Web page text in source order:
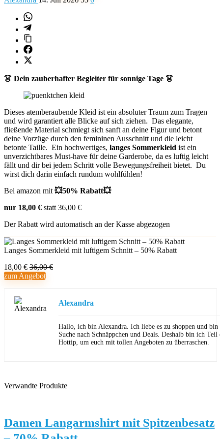
👗 Dein zauberhafter Begleiter für sonnige Tage 👗
Dieses atemberaubende Kleid ist ein absoluter Traum zum Tragen
und wird garantiert alle Blicke auf sich ziehen. Das elegante,
fließende Material schmiegt sich sanft an deine Figur und betont
deine Vorzüge durch den femininen Ausschnitt und die leicht
betonte Taille. Ein hochwertiges, langes Sommerkleid ist ein
unverzichtbares Must-have für deine Garderobe, da es luftig leicht
fällt und dir bei jedem Schritt volle Bewegungsfreiheit bietet. Du
wirst dich darin einfach rundum wohlfühlen!
Bei amazon mit 💥50% Rabatt💥
nur 18,00 € statt 36,00 €
Der Rabatt wird automatisch an der Kasse abgezogen
Langes Sommerkleid mit luftigem Schnitt – 50% Rabatt
18,00 € 36,00 €
zum Angebot
Alexandra
Hallo, ich bin Alexandra. Ich liebe es zu shoppen und
Suche nach Schnäppchen und Deals. Deshalb bin ich Teil
Hottip, um euch mit tollen Angeboten zu überraschen.
Verwandte Produkte
Damen Langarmshirt mit Spitzenbesatz